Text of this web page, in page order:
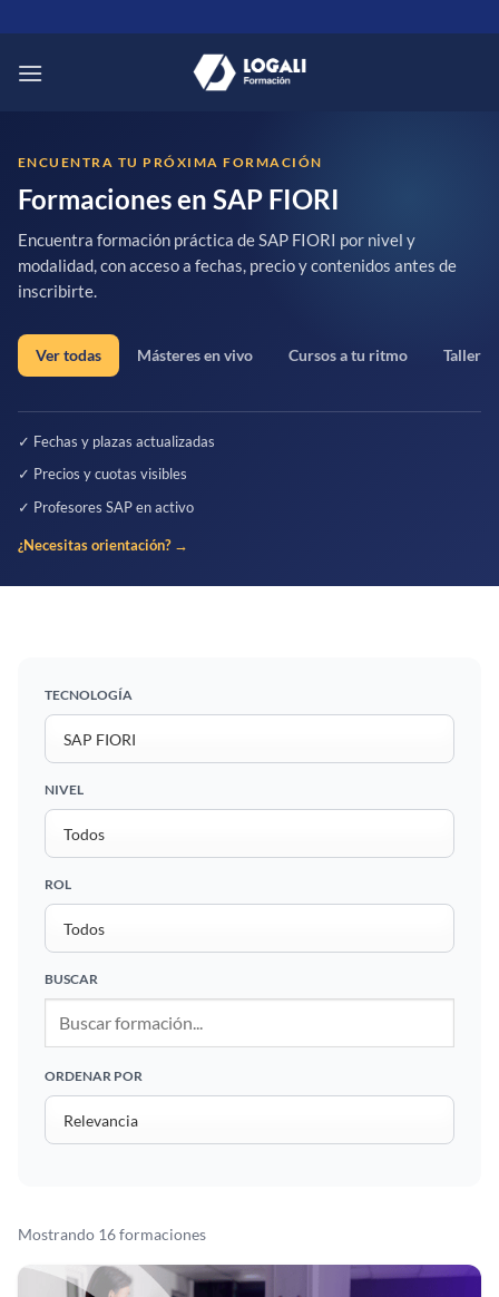
al
contenido
ENCUENTRA TU PRÓXIMA FORMACIÓN
Formaciones en SAP FIORI
Encuentra formación práctica de SAP FIORI por nivel y
modalidad, con acceso a fechas, precio y contenidos antes de
inscribirte.
Ver todas Másteres en vivo Cursos a tu ritmo
✓ Fechas y plazas actualizadas
✓ Precios y cuotas visibles
✓ Profesores SAP en activo
¿Necesitas orientación? →
TECNOLOGÍA
NIVEL
ROL
BUSCAR
ORDENAR POR
Mostrando 16 formaciones